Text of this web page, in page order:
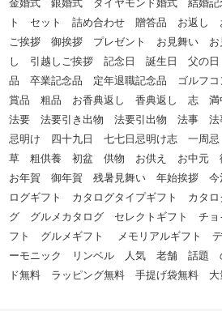
金婚式 銀婚式 ダイヤモンド婚式 結婚
ト セット 詰め合わせ 贈答品 お返し
ご挨拶 御挨拶 プレゼント お見舞い
し 引越しご挨拶 記念日 誕生日 父の
品 卒業記念品 定年退職記念品 ゴルフ
賞品 粗品 お香典返し 香典返し 志
法要 法要引き出物 法要引出物 法事 法
忌明け 四十九日 七七日忌明け志 一周
草 粗供養 初盆 供物 お供え お中元
お年賀 御年賀 残暑見舞い 年始挨拶 今
ログギフト カタログタイプギフト カタ
グ グルメカタログ セレクトギフト チョ
フト グルメギフト メモリアルギフト
ーモニック リンベル 人気 老舗 話題
ド無料 ラッピング無料 手提げ袋無料